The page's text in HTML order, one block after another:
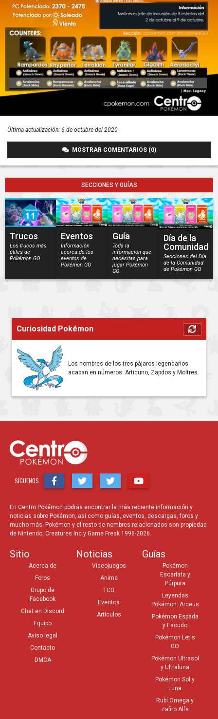
Última actualización: 6 de octubre del 2020
MOSTRAR COMENTARIOS (0)
SECCIONES Y GUÍAS
Trucos
Los trucos más
útiles de
Pokémon GO.
Eventos
Información
acerca de los
eventos de
Pokémon GO
Guía
Toda la
información que
necesitas para
jugar Pokémon
GO.
Día de la
Comunidad
Secciones del Día
de la Comunidad
de Pokémon GO.
Curiosidad Pokémon
Los nombres de los tres pájaros legendarios
acaban en números: Articuno, Zapdos y Moltres.
SÍGUENOS
En Centro Pokémon podrás encontrar la más reciente información y
noticias sobre Pokémon, así como guías, eventos, descargas, foros y
mucho más. Pokémon y el resto de nombres relacionados son propiedad
de Nintendo, Creatures Inc y Game Freak 1996-2026.
Sitio
Acerca de
Foros
Grupo de
Facebook
Chat en Discord
Equipo
Aviso legal
Contacto
DMCA
Noticias
Videojuegos
Anime
TCG
Eventos
Artículos
Guías
Pokémon
Escarlata y
Púrpura
Leyendas
Pokémon: Arceus
Pokémon Espada
y Escudo
Pokémon Let's
GO
Pokémon Ultrasol
y Ultraluna
Pokémon Sol y
Luna
Rubí Omega y
Zafiro Alfa